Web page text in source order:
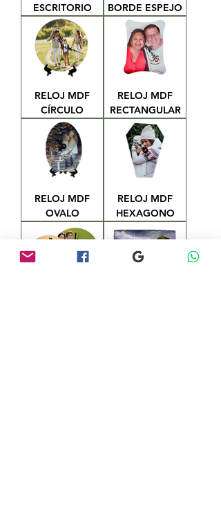
ESCRITORIO
BORDE ESPEJO
RELOJ MDF
CÍRCULO
RELOJ MDF
RECTANGULAR
RELOJ MDF
OVALO
RELOJ MDF
HEXAGONO